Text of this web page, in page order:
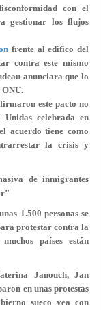
con el
gestionar los flujos
frente al edifico del
contra este mismo
anunciara que lo
este pacto no
celebrada en
acuerdo tiene como
la crisis y
de inmigrantes
1.500 personas se
protestar contra la
países están
Janouch, Jan
en unas protestas
sueco vea con